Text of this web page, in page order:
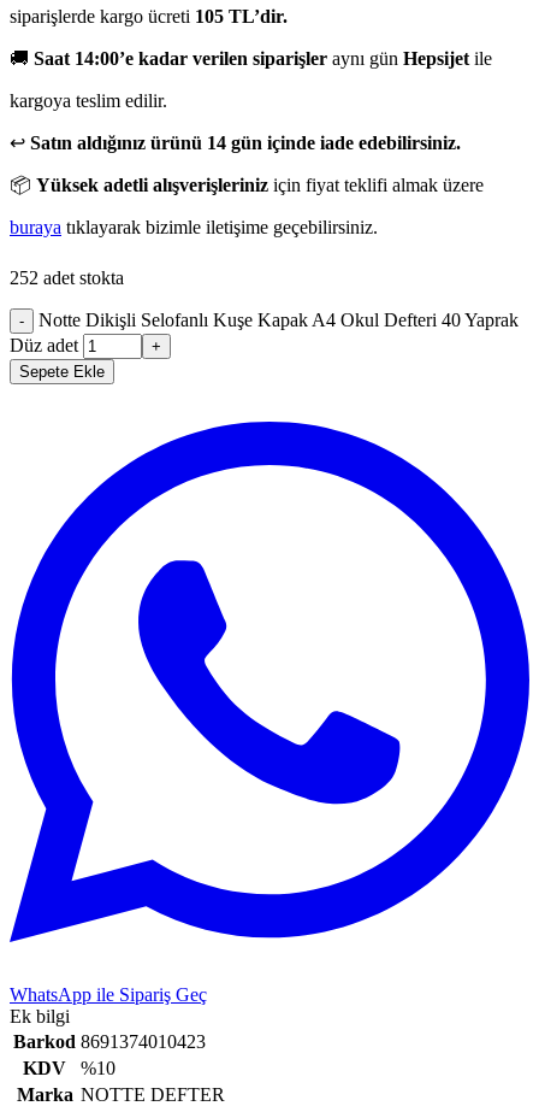
siparişlerde kargo ücreti 105 TL’dir.
🚚 Saat 14:00’e kadar verilen siparişler aynı gün Hepsijet ile
kargoya teslim edilir.
↩️ Satın aldığınız ürünü 14 gün içinde iade edebilirsiniz.
📦 Yüksek adetli alışverişleriniz için fiyat teklifi almak üzere
buraya tıklayarak bizimle iletişime geçebilirsiniz.
252 adet stokta
-
Notte Dikişli Selofanlı Kuşe Kapak A4 Okul Defteri 40 Yaprak
Düz adet
+
Sepete Ekle
WhatsApp ile Sipariş Geç
Ek bilgi
Barkod 8691374010423
KDV
%10
Marka NOTTE DEFTER